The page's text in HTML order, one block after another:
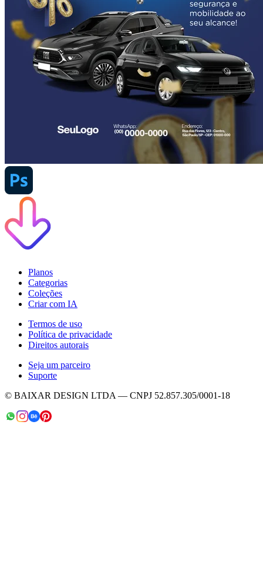
Planos
Categorias
Coleções
Criar com IA
Termos de uso
Política de privacidade
Direitos autorais
Seja um parceiro
Suporte
© BAIXAR DESIGN LTDA — CNPJ 52.857.305/0001-18